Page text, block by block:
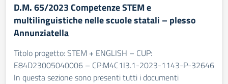
D.M. 65/2023 Competenze STEM e
multilinguistiche nelle scuole statali – plesso
Annunziatella
Titolo progetto: STEM + ENGLISH – CUP:
E84D23005040006 – CP:M4C1I3.1-2023-1143-P-32646
In questa sezione sono presenti tutti i documenti